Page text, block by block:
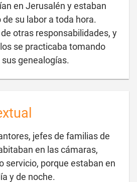
en Jerusalén y estaban
su labor a toda hora.
otras responsabilidades, y
se practicaba tomando
genealogías.
jefes de familias de
en las cámaras,
servicio, porque estaban en
y de noche.